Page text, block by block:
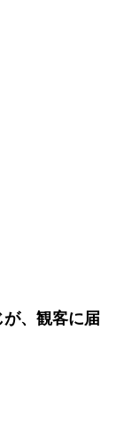
、観客に届